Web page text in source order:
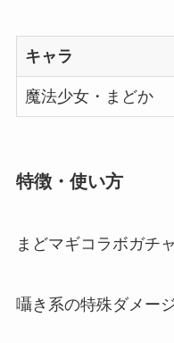
キャラ
魔法少女・まどか
特徴・使い方
まどマギコラボガチ
囁き系の特殊ダメー